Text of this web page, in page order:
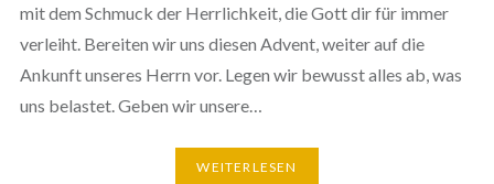
mit dem Schmuck der Herrlichkeit, die Gott dir für immer
verleiht. Bereiten wir uns diesen Advent, weiter auf die
Ankunft unseres Herrn vor. Legen wir bewusst alles ab, was
uns belastet. Geben wir unsere…
WEITERLESEN